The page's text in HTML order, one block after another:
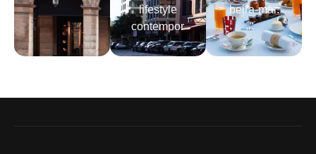
lifestyle
contemporâneo.
beira-mar.